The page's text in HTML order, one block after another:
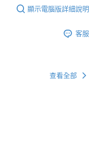
顯示電腦版詳細說明
客服
查看全部